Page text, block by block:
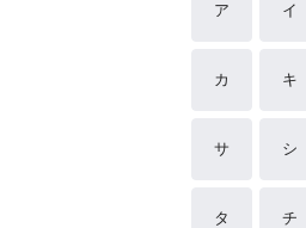
ア イ
カ キ
サ シ
タ チ